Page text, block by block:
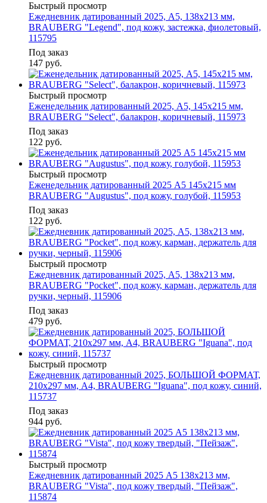
Быстрый просмотр
Ежедневник датированный 2025, А5, 138x213 мм,
BRAUBERG "Legend", под кожу, застежка, фиолетовый,
115795
Под заказ
147 руб.
Быстрый просмотр
Еженедельник датированный 2025, А5, 145х215 мм,
BRAUBERG "Select", балакрон, коричневый, 115973
Под заказ
122 руб.
Быстрый просмотр
Еженедельник датированный 2025 А5 145х215 мм
BRAUBERG "Augustus", под кожу, голубой, 115953
Под заказ
122 руб.
Быстрый просмотр
Ежедневник датированный 2025, А5, 138х213 мм,
BRAUBERG "Pocket", под кожу, карман, держатель для
ручки, черный, 115906
Под заказ
479 руб.
Быстрый просмотр
Ежедневник датированный 2025, БОЛЬШОЙ ФОРМАТ,
210х297 мм, А4, BRAUBERG "Iguana", под кожу, синий,
115737
Под заказ
944 руб.
Быстрый просмотр
Ежедневник датированный 2025 А5 138x213 мм,
BRAUBERG "Vista", под кожу твердый, "Пейзаж",
115874